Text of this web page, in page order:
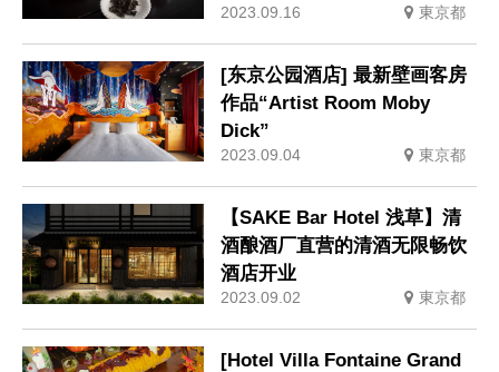
2023.09.16 東京都
[东京公园酒店] 最新壁画客房
作品“Artist Room Moby
Dick”
2023.09.04 東京都
【SAKE Bar Hotel 浅草】清
酒酿酒厂直营的清酒无限畅饮
酒店开业
2023.09.02 東京都
[Hotel Villa Fontaine Grand